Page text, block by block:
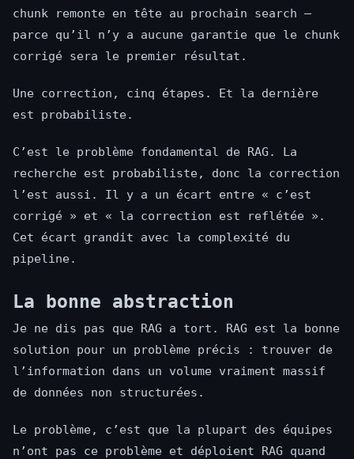
chunk remonte en tête au prochain search —
parce qu’il n’y a aucune garantie que le chunk
corrigé sera le premier résultat.
Une correction, cinq étapes. Et la dernière
est probabiliste.
C’est le problème fondamental de RAG. La
recherche est probabiliste, donc la correction
l’est aussi. Il y a un écart entre « c’est
corrigé » et « la correction est reflétée ».
Cet écart grandit avec la complexité du
pipeline.
La bonne abstraction
Je ne dis pas que RAG a tort. RAG est la bonne
solution pour un problème précis : trouver de
l’information dans un volume vraiment massif
de données non structurées.
Le problème, c’est que la plupart des équipes
n’ont pas ce problème et déploient RAG quand